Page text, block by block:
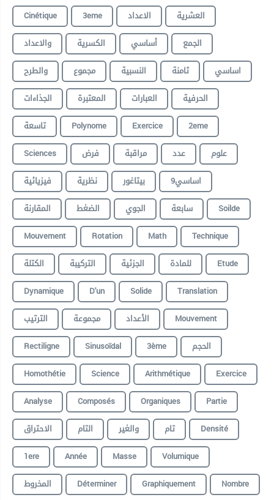
Cinétique 3eme الاعداد
العشرية
والاعداد
الكسرية أساسي
الجمع
والطرح
مجموع النسبية ثامنة
اساسي
الجذاءات
المعتبرة العبارات
الحرفية
تاسعة
Polynome Exercice
2eme
Sciences
فرض مراقبة عدد
علوم
فيزيائية
نظرية بيتاغور
9اساسي
المقارنة
الضغط الجوي سابعة
Soilde
Mouvement
Rotation Math
Technique
الكتلة
التركيبة الجزئية للمادة
Etude
Dynamique
D'un Solide
Translation
الترتيب
مجموعة الأعداد
Mouvement
Rectiligne
Sinusoïdal 3ème
الحجم
Homothétie
Science Arithmétique
Exercice
Analyse
Composés Organiques
Partie
الاحتراق
التام والغير تام
Densité
1ere
Année Masse
Volumique
المخروط
Déterminer Graphiquement
Nombre